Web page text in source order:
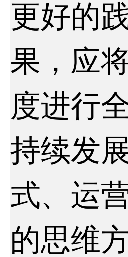
更好的
果，应
度进行
持续发
式、运
的思维